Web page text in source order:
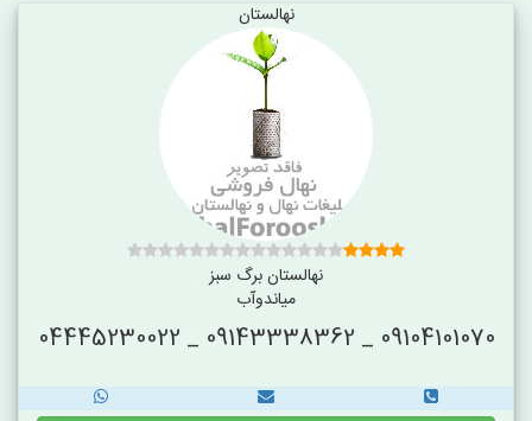
نهالستان
نهالستان برگ سبز
میاندوآب
09104101070 _ 09143338362 _ 04445230022